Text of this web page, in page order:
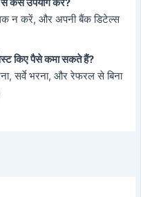
से कैसे उपयोग करें?
न करें, और अपनी बैंक डिटेल्स
किए पैसे कमा सकते हैं?
सर्वे भरना, और रेफरल से बिना